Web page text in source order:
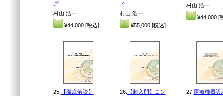
グ
村山 浩一
¥44,000 [税込]
ィ
村山 浩一
¥55,000 [税込]
村山 浩一
¥44,000 [
25.
【徹底解説】
26.
【超入門】コン
27. 医療機器設